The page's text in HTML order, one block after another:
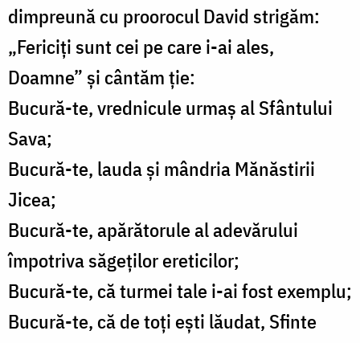
dimpreună cu proorocul David strigăm:
„Fericiţi sunt cei pe care i-ai ales,
Doamne” şi cântăm ţie:
Bucură-te, vrednicule urmaş al Sfântului
Sava;
Bucură-te, lauda şi mândria Mănăstirii
Jicea;
Bucură-te, apărătorule al adevărului
împotriva săgeţilor ereticilor;
Bucură-te, că turmei tale i-ai fost exemplu;
Bucură-te, că de toţi eşti lăudat, Sfinte